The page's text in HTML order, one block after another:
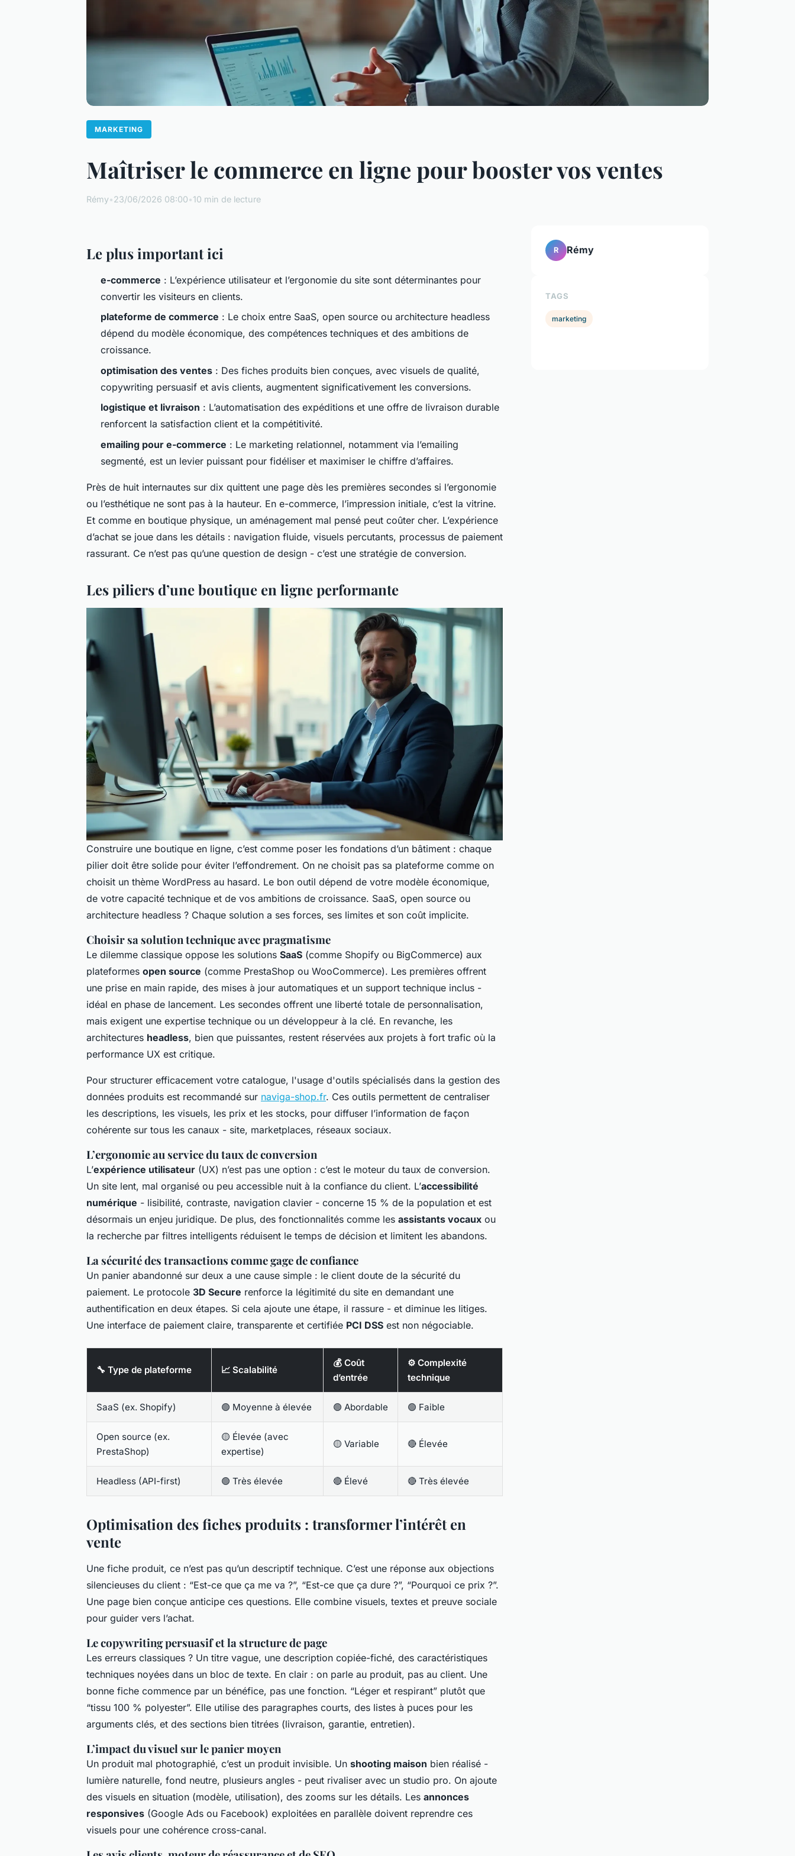
MARKETING
Maîtriser le commerce en ligne pour booster vos ventes
Rémy•23/06/2026 08:00•10 min de lecture
Le plus important ici
e-commerce : L’expérience utilisateur et l’ergonomie du site sont déterminantes pour
convertir les visiteurs en clients.
plateforme de commerce : Le choix entre SaaS, open source ou architecture headless
dépend du modèle économique, des compétences techniques et des ambitions de
croissance.
optimisation des ventes : Des fiches produits bien conçues, avec visuels de qualité,
copywriting persuasif et avis clients, augmentent significativement les conversions.
logistique et livraison : L’automatisation des expéditions et une offre de livraison durable
renforcent la satisfaction client et la compétitivité.
emailing pour e-commerce : Le marketing relationnel, notamment via l’emailing
segmenté, est un levier puissant pour fidéliser et maximiser le chiffre d’affaires.
Près de huit internautes sur dix quittent une page dès les premières secondes si l’ergonomie
ou l’esthétique ne sont pas à la hauteur. En e-commerce, l’impression initiale, c’est la vitrine.
Et comme en boutique physique, un aménagement mal pensé peut coûter cher. L’expérience
d’achat se joue dans les détails : navigation fluide, visuels percutants, processus de paiement
rassurant. Ce n’est pas qu’une question de design - c’est une stratégie de conversion.
Les piliers d’une boutique en ligne performante
Construire une boutique en ligne, c’est comme poser les fondations d’un bâtiment : chaque
pilier doit être solide pour éviter l’effondrement. On ne choisit pas sa plateforme comme on
choisit un thème WordPress au hasard. Le bon outil dépend de votre modèle économique,
de votre capacité technique et de vos ambitions de croissance. SaaS, open source ou
architecture headless ? Chaque solution a ses forces, ses limites et son coût implicite.
Choisir sa solution technique avec pragmatisme
Le dilemme classique oppose les solutions SaaS (comme Shopify ou BigCommerce) aux
plateformes open source (comme PrestaShop ou WooCommerce). Les premières offrent
une prise en main rapide, des mises à jour automatiques et un support technique inclus -
idéal en phase de lancement. Les secondes offrent une liberté totale de personnalisation,
mais exigent une expertise technique ou un développeur à la clé. En revanche, les
architectures headless, bien que puissantes, restent réservées aux projets à fort trafic où la
performance UX est critique.
Pour structurer efficacement votre catalogue, l'usage d'outils spécialisés dans la gestion des
données produits est recommandé sur naviga-shop.fr. Ces outils permettent de centraliser
les descriptions, les visuels, les prix et les stocks, pour diffuser l’information de façon
cohérente sur tous les canaux - site, marketplaces, réseaux sociaux.
L’ergonomie au service du taux de conversion
L’expérience utilisateur (UX) n’est pas une option : c’est le moteur du taux de conversion.
Un site lent, mal organisé ou peu accessible nuit à la confiance du client. L’accessibilité
numérique - lisibilité, contraste, navigation clavier - concerne 15 % de la population et est
désormais un enjeu juridique. De plus, des fonctionnalités comme les assistants vocaux ou
la recherche par filtres intelligents réduisent le temps de décision et limitent les abandons.
La sécurité des transactions comme gage de confiance
Un panier abandonné sur deux a une cause simple : le client doute de la sécurité du
paiement. Le protocole 3D Secure renforce la légitimité du site en demandant une
authentification en deux étapes. Si cela ajoute une étape, il rassure - et diminue les litiges.
Une interface de paiement claire, transparente et certifiée PCI DSS est non négociable.
🔧 Type de plateforme 📈 Scalabilité
💰 Coût
d’entrée
⚙️ Complexité
technique
SaaS (ex. Shopify) 🟢 Moyenne à élevée 🟢 Abordable 🟢 Faible
Open source (ex.
PrestaShop)
🟡 Élevée (avec
expertise)
🟡 Variable 🔴 Élevée
Headless (API-first) 🟢 Très élevée 🔴 Élevé 🔴 Très élevée
Optimisation des fiches produits : transformer l’intérêt en
vente
Une fiche produit, ce n’est pas qu’un descriptif technique. C’est une réponse aux objections
silencieuses du client : “Est-ce que ça me va ?”, “Est-ce que ça dure ?”, “Pourquoi ce prix ?”.
Une page bien conçue anticipe ces questions. Elle combine visuels, textes et preuve sociale
pour guider vers l’achat.
Le copywriting persuasif et la structure de page
Les erreurs classiques ? Un titre vague, une description copiée-fiché, des caractéristiques
techniques noyées dans un bloc de texte. En clair : on parle au produit, pas au client. Une
bonne fiche commence par un bénéfice, pas une fonction. “Léger et respirant” plutôt que
“tissu 100 % polyester”. Elle utilise des paragraphes courts, des listes à puces pour les
arguments clés, et des sections bien titrées (livraison, garantie, entretien).
L’impact du visuel sur le panier moyen
Un produit mal photographié, c’est un produit invisible. Un shooting maison bien réalisé -
lumière naturelle, fond neutre, plusieurs angles - peut rivaliser avec un studio pro. On ajoute
des visuels en situation (modèle, utilisation), des zooms sur les détails. Les annonces
responsives (Google Ads ou Facebook) exploitées en parallèle doivent reprendre ces
visuels pour une cohérence cross-canal.
R Rémy
TAGS
marketing